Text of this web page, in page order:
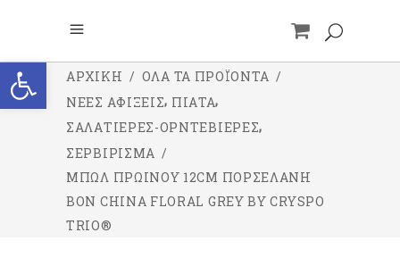
Ανοίξτε τη γραμμή εργαλείων
ΑΡΧΙΚΉ / ΌΛΑ ΤΑ ΠΡΟΪΌΝΤΑ /
ΝΕΕΣ ΑΦΙΞΕΙΣ, ΠΙΑΤΑ,
ΣΑΛΑΤΙΕΡΕΣ-ΟΡΝΤΕΒΙΕΡΕΣ,
ΣΕΡΒΙΡΙΣΜΑ /
ΜΠΩΛ ΠΡΩΙΝΟΎ 12CM ΠΟΡΣΕΛΆΝΗ
BON CHINA FLORAL GREY BY CRYSPO
TRIO®